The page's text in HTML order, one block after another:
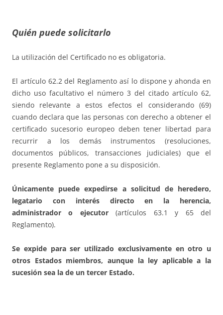
Quién puede solicitarlo
La utilización del Certificado no es obligatoria.
El artículo 62.2 del Reglamento así lo dispone y ahonda en
dicho uso facultativo el número 3 del citado artículo 62,
siendo relevante a estos efectos el considerando (69)
cuando declara que las personas con derecho a obtener el
certificado sucesorio europeo deben tener libertad para
recurrir a los demás instrumentos (resoluciones,
documentos públicos, transacciones judiciales) que el
presente Reglamento pone a su disposición.
Únicamente puede expedirse a solicitud de heredero,
legatario con interés directo en la herencia,
administrador o ejecutor(artículos 63.1 y 65 del
Reglamento).
Se expide para ser utilizado exclusivamente en otro u
otros Estados miembros, aunque la ley aplicable a la
sucesión sea la de un tercer Estado.